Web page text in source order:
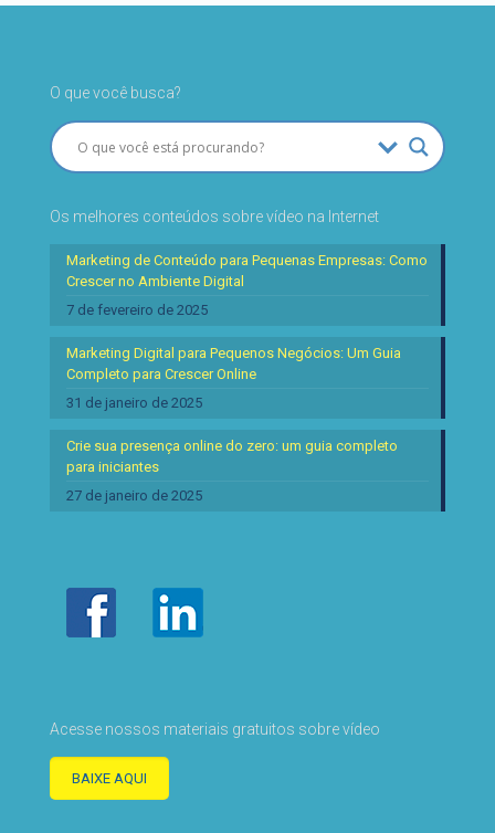
O que você busca?
Os melhores conteúdos sobre vídeo na Internet
Marketing de Conteúdo para Pequenas Empresas: Como
Crescer no Ambiente Digital
7 de fevereiro de 2025
Marketing Digital para Pequenos Negócios: Um Guia
Completo para Crescer Online
31 de janeiro de 2025
Crie sua presença online do zero: um guia completo
para iniciantes
27 de janeiro de 2025
Acesse nossos materiais gratuitos sobre vídeo
BAIXE AQUI